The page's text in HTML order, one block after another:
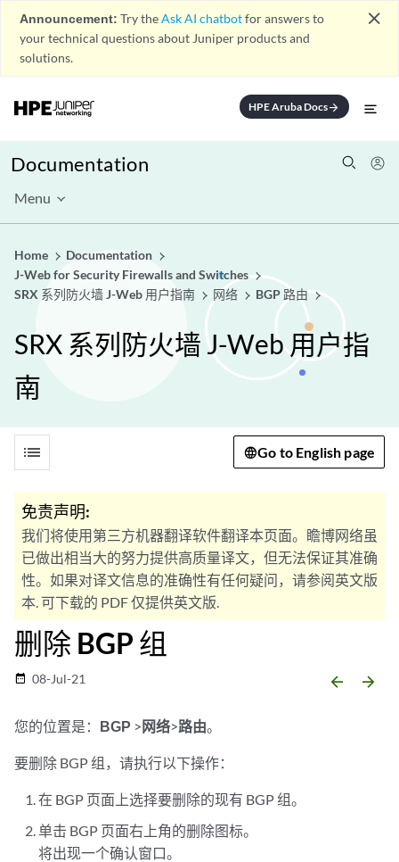
Announcement: Try theAsk AI chatbotfor answers to
your technical questions about Juniper products and
solutions.
close
HPE Aruba Docsarrow_forward
Documentation
Menu
Home
Documentation
J-Web for Security Firewalls and Switches
SRX 系列防火墙 J-Web 用户指南
网络 BGP 路由
SRX 系列防火墙 J-Web 用户指
南
list Go to English page
免责声明:
我们将使用第三方机器翻译软件翻译本页面。瞻博网络虽
已做出相当大的努力提供高质量译文，但无法保证其准确
性。如果对译文信息的准确性有任何疑问，请参阅英文版
本. 可下载的 PDF 仅提供英文版.
删除 BGP 组
date_range 08-Jul-21 arrow_backward arrow_forward
您的位置是： BGP >网络>路由。
要删除 BGP 组，请执行以下操作：
在 BGP 页面上选择要删除的现有 BGP 组。
单击 BGP 页面右上角的删除图标。
将出现一个确认窗口。